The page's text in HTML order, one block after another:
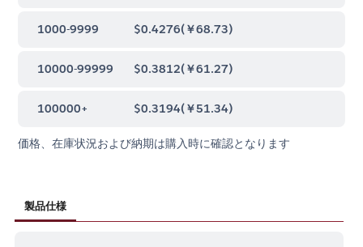
1000-9999 $0.4276(￥68.73)
10000-99999 $0.3812(￥61.27)
100000+ $0.3194(￥51.34)
価格、在庫状況および納期は購入時に確認となります
製品仕様